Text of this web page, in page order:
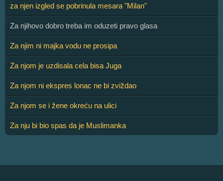
za njen izgled se pobrinula mesara "Milan"
Za njihovo dobro treba im oduzeti pravo glasa
Za njim ni majka vodu ne prosipa
Za njom je uzdisala cela bisa Juga
Za njom ni ekspres lonac ne bi zviždao
Za njom se i žene okreću na ulici
Za nju bi bio spas da je Muslimanka